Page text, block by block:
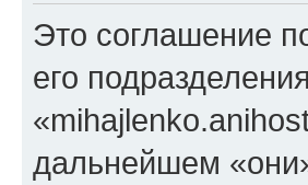
Это соглашение
его
дальнейшем